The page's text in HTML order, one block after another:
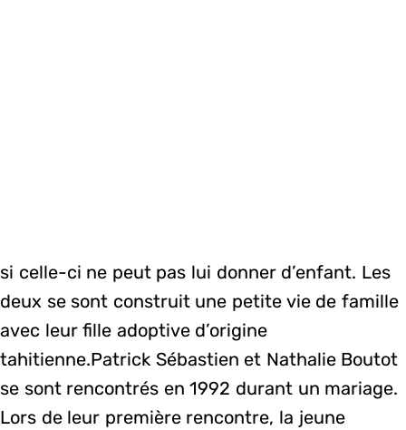
si celle-ci ne peut pas lui donner d’enfant. Les
deux se sont construit une petite vie de famille
avec leur fille adoptive d’origine
tahitienne.Patrick Sébastien et Nathalie Boutot
se sont rencontrés en 1992 durant un mariage.
Lors de leur première rencontre, la jeune